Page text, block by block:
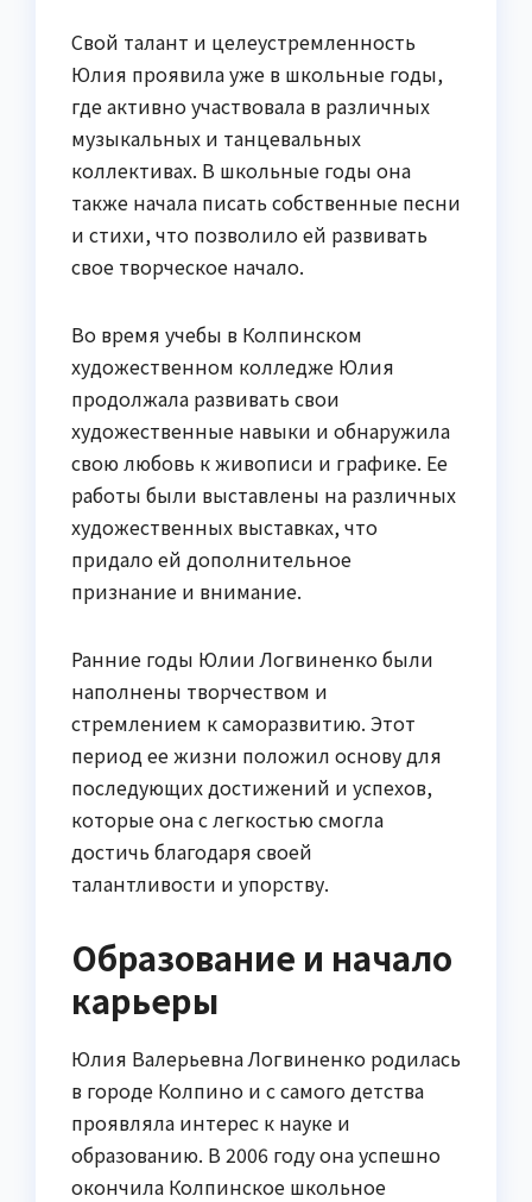
Свой талант и целеустремленность
Юлия проявила уже в школьные годы,
где активно участвовала в различных
музыкальных и танцевальных
коллективах. В школьные годы она
также начала писать собственные песни
и стихи, что позволило ей развивать
свое творческое начало.
Во время учебы в Колпинском
художественном колледже Юлия
продолжала развивать свои
художественные навыки и обнаружила
свою любовь к живописи и графике. Ее
работы были выставлены на различных
художественных выставках, что
придало ей дополнительное
признание и внимание.
Ранние годы Юлии Логвиненко были
наполнены творчеством и
стремлением к саморазвитию. Этот
период ее жизни положил основу для
последующих достижений и успехов,
которые она с легкостью смогла
достичь благодаря своей
талантливости и упорству.
Образование и начало
карьеры
Юлия Валерьевна Логвиненко родилась
в городе Колпино и с самого детства
проявляла интерес к науке и
образованию. В 2006 году она успешно
окончила Колпинское школьное